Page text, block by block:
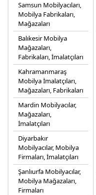
Samsun Mobilyacıları,
Mobilya Fabrikaları,
Mağazaları
Balıkesir Mobilya
Mağazaları,
Fabrikaları, İmalatçıları
Kahramanmaraş
Mobilya İmalatçıları,
Mağazaları, Fabrikaları
Mardin Mobilyacılar,
Mağazaları,
İmalatçıları
Diyarbakır
Mobilyacılar, Mobilya
Firmaları, İmalatçıları
Şanlıurfa Mobilyacılar,
Mobilya Mağazaları,
Firmaları